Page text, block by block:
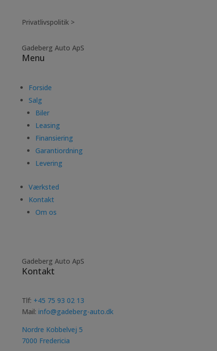
Privatlivspolitik >
Gadeberg Auto ApS
Menu
Forside
Salg
Biler
Leasing
Finansiering
Garantiordning
Levering
Værksted
Kontakt
Om os
Gadeberg Auto ApS
Kontakt
Tlf: +45 75 93 02 13
Mail: info@gadeberg-auto.dk
Nordre Kobbelvej 5
7000 Fredericia